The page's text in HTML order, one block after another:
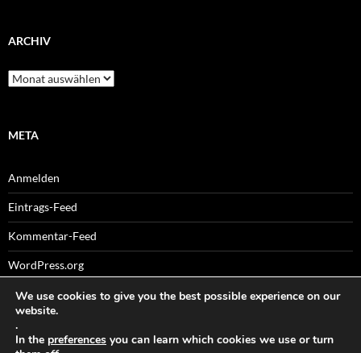
ARCHIV
Archiv
META
Anmelden
Eintrags-Feed
Kommentar-Feed
WordPress.org
Sitemaps
We use cookies to give you the best possible experience on our
website.
.
In the preferences you can learn which cookies we use or turn